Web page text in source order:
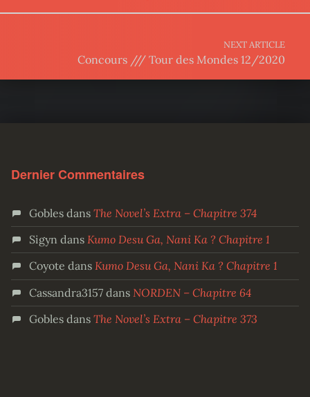
NEXT ARTICLE
Concours /// Tour des Mondes 12/2020
Dernier Commentaires
Goblesdans The Novel’s Extra – Chapitre 374
Sigyn dans Kumo Desu Ga, Nani Ka ? Chapitre 1
Coyote dans Kumo Desu Ga, Nani Ka ? Chapitre 1
Cassandra3157dans NORDEN – Chapitre 64
Goblesdans The Novel’s Extra – Chapitre 373